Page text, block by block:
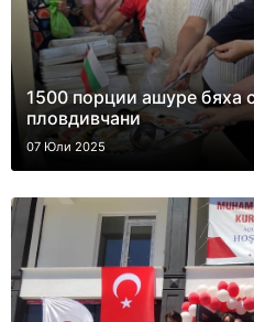
1500 порции ашуре бяха
пловдивчани
07 Юли 2025